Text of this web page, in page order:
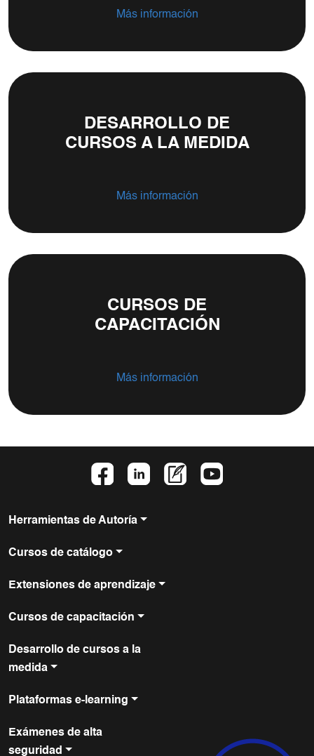
Más información
DESARROLLO DE
CURSOS A LA MEDIDA
Más información
CURSOS DE
CAPACITACIÓN
Más información
Herramientas de Autoría
Cursos de catálogo
Extensiones de aprendizaje
Cursos de capacitación
Desarrollo de cursos a la
medida
Plataformas e-learning
Exámenes de alta
seguridad